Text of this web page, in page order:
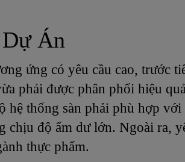
Án
ứng có yêu cầu cao, trước
phải được phân phối hiệu
hệ thống sàn phải phù hợp
chịu độ ẩm dư lớn. Ngoài ra,
thực phẩm.